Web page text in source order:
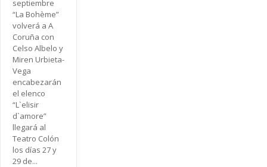
septiembre
“La Bohème”
volverá a A
Coruña con
Celso Albelo y
Miren Urbieta-
Vega
encabezarán
el elenco
“L`elisir
d`amore”
llegará al
Teatro Colón
los días 27 y
29 de...